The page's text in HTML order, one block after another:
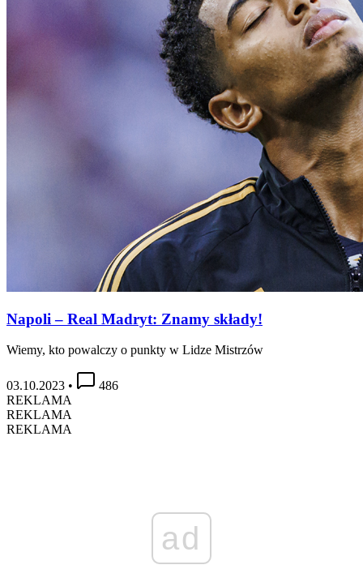
Napoli – Real Madryt: Znamy składy!
Wiemy, kto powalczy o punkty w Lidze Mistrzów
03.10.2023 •
486
REKLAMA
REKLAMA
REKLAMA
ad